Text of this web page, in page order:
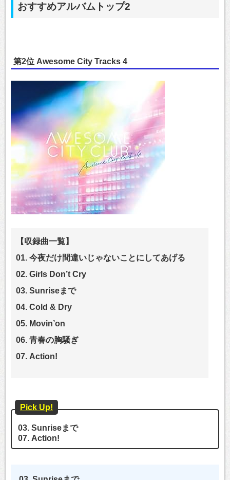
おすすめアルバムトップ2
第2位 Awesome City Tracks 4
【収録曲一覧】
01. 今夜だけ間違いじゃないことにしてあげる
02. Girls Don’t Cry
03. Sunriseまで
04. Cold & Dry
05. Movin’on
06. 青春の胸騒ぎ
07. Action!
Pick Up!
03. Sunriseまで
07. Action!